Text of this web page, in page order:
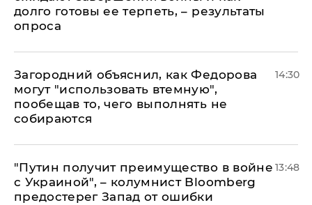
долго готовы ее терпеть, – результаты
опроса
Загородний объяснил, как Федорова
могут "использовать втемную",
пообещав то, чего выполнять не
собираются
14:30
"Путин получит преимущество в войне
с Украиной", – колумнист Bloomberg
предостерег Запад от ошибки
13:48